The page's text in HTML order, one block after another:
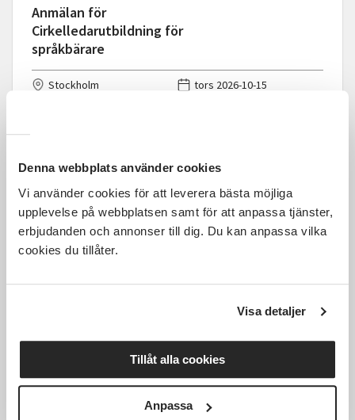
Denna webbplats använder cookies
Vi använder cookies för att leverera bästa möjliga
upplevelse på webbplatsen samt för att anpassa tjänster,
erbjudanden och annonser till dig. Du kan anpassa vilka
cookies du tillåter.
Visa detaljer
Tillåt alla cookies
Anpassa
Anmälan för
Cirkelledarutbildning för
språkbärare
Stockholm
tors 2026-10-15
Gravid-HarmonyYoga i Östersund
start 2 september
Östersund
ons 2026-09-02